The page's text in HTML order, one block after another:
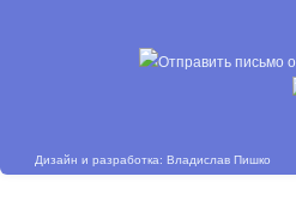
Дизайн и разработка: Владислав Пишко